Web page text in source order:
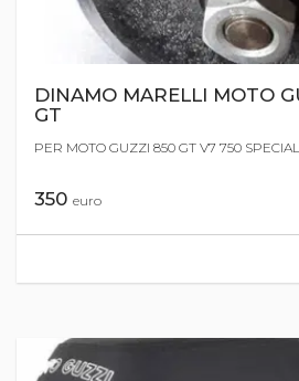
DINAMO MARELLI MOTO
GT
PER MOTO GUZZI 850 GT V7 750 SPECIAL
350 euro